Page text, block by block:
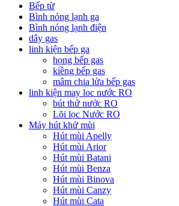
Bếp từ
Bình nóng lạnh ga
Bình nóng lạnh điện
dây gas
linh kiện bếp ga
họng bếp gas
kiềng bếp gas
mâm chia lửa bếp gas
linh kiện may loc nước RO
bút thử nước RO
Lõi lọc Nước RO
Máy hút khử mùi
Hút mùi Apelly
Hút mùi Arior
Hút mùi Batani
Hút mùi Benza
Hút mùi Binova
Hút mùi Canzy
Hút mùi Cata